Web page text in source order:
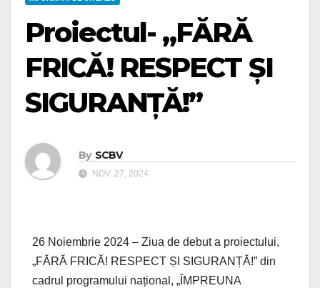
Proiectul- „FĂRĂ
FRICĂ! RESPECT ȘI
SIGURANȚĂ!”
By SCBV
NOV. 27, 2024
26 Noiembrie 2024 – Ziua de debut a proiectului,
„FĂRĂ FRICĂ! RESPECT ȘI SIGURANȚĂ!” din
cadrul programului național, „ÎMPREUNA